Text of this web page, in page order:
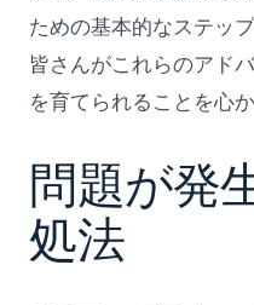
ための基本的なステッ
皆さんがこれらのアド
を育てられることを心
問題が発
処法